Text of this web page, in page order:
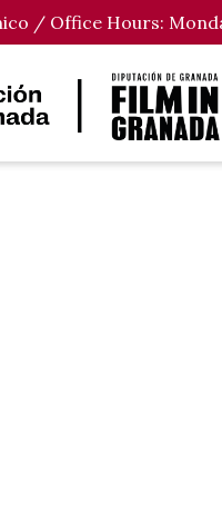
/ Office Hours: